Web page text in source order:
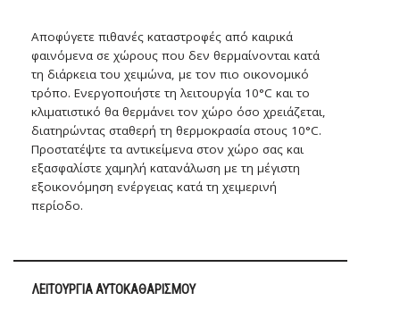
Αποφύγετε πιθανές καταστροφές από καιρικά
φαινόμενα σε χώρους που δεν θερμαίνονται κατά
τη διάρκεια του χειμώνα, με τον πιο οικονομικό
τρόπο. Ενεργοποιήστε τη λειτουργία 10°C και το
κλιματιστικό θα θερμάνει τον χώρο όσο χρειάζεται,
διατηρώντας σταθερή τη θερμοκρασία στους 10°C.
Προστατέψτε τα αντικείμενα στον χώρο σας και
εξασφαλίστε χαμηλή κατανάλωση με τη μέγιστη
εξοικονόμηση ενέργειας κατά τη χειμερινή
περίοδο.
ΛΕΙΤΟΥΡΓΊΑ ΑΥΤΟΚΑΘΑΡΙΣΜΟΎ